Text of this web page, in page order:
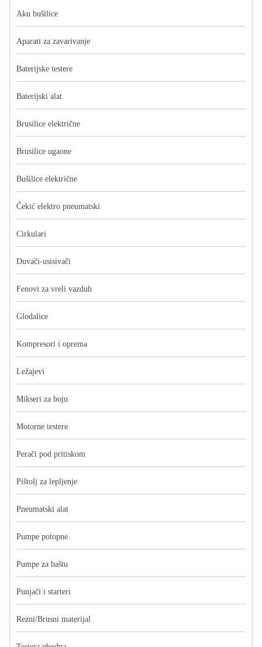
Aku bušilice
Aparati za zavarivanje
Baterijske testere
Baterijski alat
Brusilice električne
Brusilice ugaone
Bušilice električne
Čekić elektro pneumatski
Cirkulari
Duvači-usisivači
Fenovi za vreli vazduh
Glodalice
Kompresori i oprema
Ležajevi
Mikseri za boju
Motorne testere
Perači pod pritiskom
Pištolj za lepljenje
Pneumatski alat
Pumpe potopne
Pumpe za baštu
Punjači i starteri
Rezni/Brusni materijal